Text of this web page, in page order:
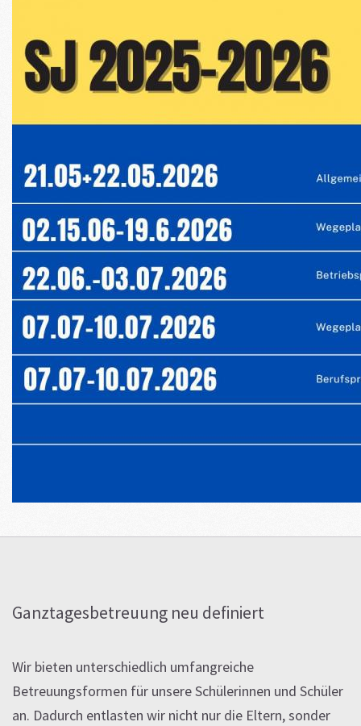
Ganztagesbetreuung neu definiert
Wir bieten unterschiedlich umfangreiche
Betreuungsformen für unsere Schülerinnen und Schüler
an. Dadurch entlasten wir nicht nur die Eltern, sonder